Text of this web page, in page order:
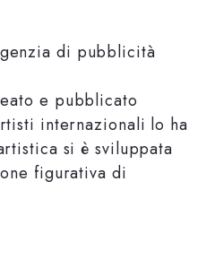
di pubblicità
e pubblicato
internazionali lo ha
si è sviluppata
figurativa di